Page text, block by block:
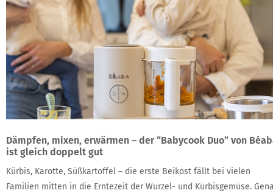
Dämpfen, mixen, erwärmen – der “Babycook Duo” von
ist gleich doppelt gut
Kürbis, Karotte, Süßkartoffel – die erste Beikost fällt bei vielen
Familien mitten in die Erntezeit der Wurzel- und Kürbisgemüse.